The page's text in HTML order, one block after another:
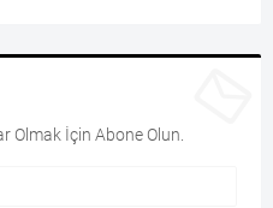
Olmak İçin Abone Olun.